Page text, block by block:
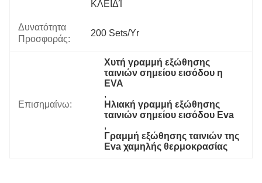
ΚΛΕΙΔΊ
Δυνατότητα
Προσφοράς:
200 Sets/yr
Επισημαίνω:
Χυτή γραμμή εξώθησης
ταινιών σημείου εισόδου η
EVA
,
Ηλιακή γραμμή εξώθησης
ταινιών σημείου εισόδου Eva
,
Γραμμή εξώθησης ταινιών της
Eva χαμηλής θερμοκρασίας